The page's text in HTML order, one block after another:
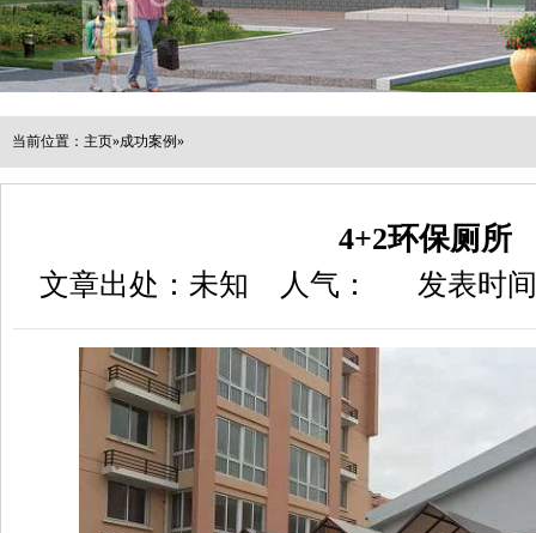
当前位置： 主页»成功案例»
4+2环保厕所
文章出处：未知 人气： 发表时